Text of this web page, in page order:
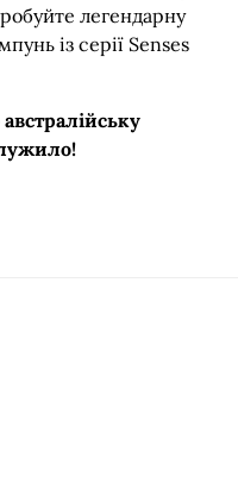
легендарну
із серії Senses